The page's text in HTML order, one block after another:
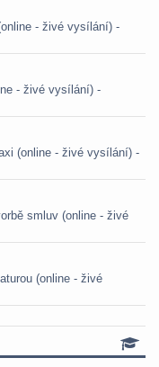
- živé vysílání) -
- živé vysílání) -
(online - živé vysílání) -
smluv (online - živé
(online - živé